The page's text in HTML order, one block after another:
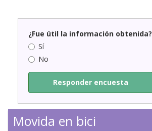
¿Fue útil la información obtenida?
Sí
No
Responder encuesta
Movida en bici